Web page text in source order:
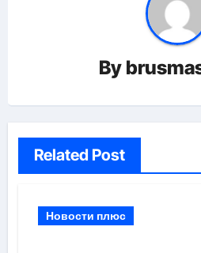
By
Related Post
Новости плюс